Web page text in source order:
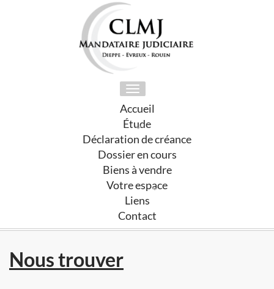
Toggle
navigation
Accueil
Étude
Déclaration de créance
Dossier en cours
Biens à vendre
Votre espace
Liens
Contact
Nous trouver